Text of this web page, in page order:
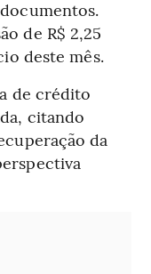
de R$ 2,25
deste mês.
de crédito
citando
da